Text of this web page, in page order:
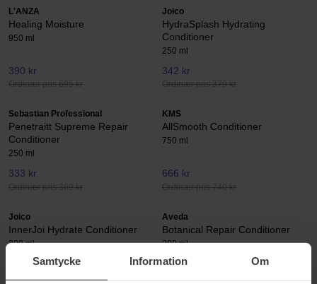
Samtycke Information Om
L'ANZA
Healing Moisture
950 ml
390 kr
Ordinær pris 695 kr
Joico
HydraSplash Hydrating
Conditioner
250 ml
342 kr
Ordinær pris 379 kr
Sebastian Professional
Penetraitt Supreme Repair
Conditioner
250 ml
333 kr
Ordinær pris 369 kr
KMS
AllSmooth Conditioner
750 ml
666 kr
Ordinær pris 740 kr
Joico
InnerJoi Hydrate Conditioner
300 ml
333 kr
Ordinær pris 369 kr
Ikke på lager
Aveda
Botanical Repair Conditioner
200 ml
441 kr